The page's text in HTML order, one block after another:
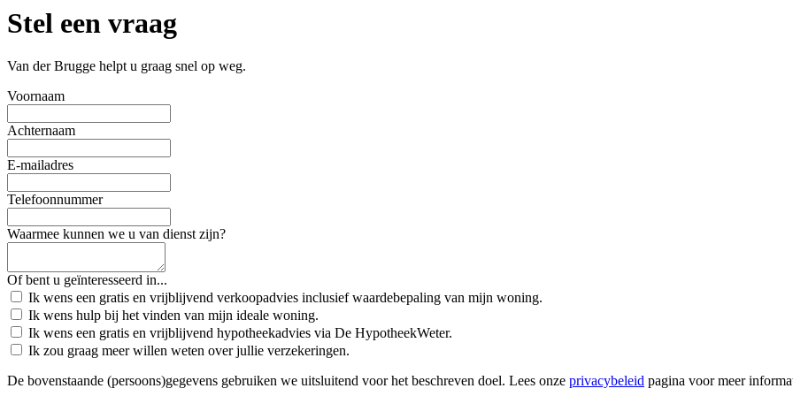
Stel een vraag
Van der Brugge helpt u graag snel op weg.
Voornaam
Achternaam
E-mailadres
Telefoonnummer
Waarmee kunnen we u van dienst zijn?
Of bent u geïnteresseerd in...
Ik wens een gratis en vrijblijvend verkoopadvies inclusief waardebepaling van mijn woning.
Ik wens hulp bij het vinden van mijn ideale woning.
Ik wens een gratis en vrijblijvend hypotheekadvies via De HypotheekWeter.
Ik zou graag meer willen weten over jullie verzekeringen.
De bovenstaande (persoons)gegevens gebruiken we uitsluitend voor het beschreven doel. Lees onze privacybeleid pagina voor meer